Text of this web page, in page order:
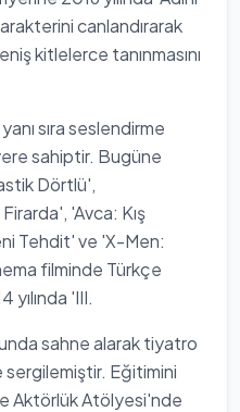
canlandırarak
kitlelerce tanınmasını
sıra seslendirme
sahiptir. Bugüne
Dörtlü',
'Avca: Kış
Tehdit' ve 'X-Men:
filminde Türkçe
yılında 'III.
sahne alarak tiyatro
sergilemiştir. Eğitimini
Aktörlük Atölyesi'nde